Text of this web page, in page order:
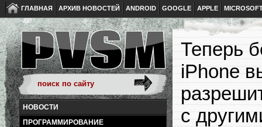
ГЛАВНАЯ АРХИВ НОВОСТЕЙ ANDROID GOOGLE APPLE
НОВОСТИ
ПРОГРАММИРОВАНИЕ
Теперь
iPhone
с